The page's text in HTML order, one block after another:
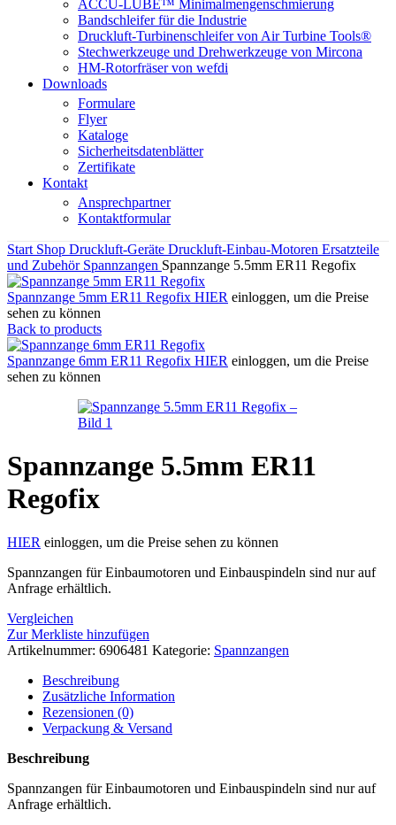
ACCU-LUBE™ Minimalmengenschmierung
Bandschleifer für die Industrie
Druckluft-Turbinenschleifer von Air Turbine Tools®
Stechwerkzeuge und Drehwerkzeuge von Mircona
HM-Rotorfräser von wefdi
Downloads
Formulare
Flyer
Kataloge
Sicherheitsdatenblätter
Zertifikate
Kontakt
Ansprechpartner
Kontaktformular
Start Shop Druckluft-Geräte Druckluft-Einbau-Motoren Ersatzteile
und Zubehör Spannzangen Spannzange 5.5mm ER11 Regofix
Spannzange 5mm ER11 Regofix HIER einloggen, um die Preise
sehen zu können
Back to products
Spannzange 6mm ER11 Regofix HIER einloggen, um die Preise
sehen zu können
Spannzange 5.5mm ER11
Regofix
HIER einloggen, um die Preise sehen zu können
Spannzangen für Einbaumotoren und Einbauspindeln sind nur auf
Anfrage erhältlich.
Vergleichen
Zur Merkliste hinzufügen
Artikelnummer: 6906481 Kategorie: Spannzangen
Beschreibung
Zusätzliche Information
Rezensionen (0)
Verpackung & Versand
Beschreibung
Spannzangen für Einbaumotoren und Einbauspindeln sind nur auf
Anfrage erhältlich.